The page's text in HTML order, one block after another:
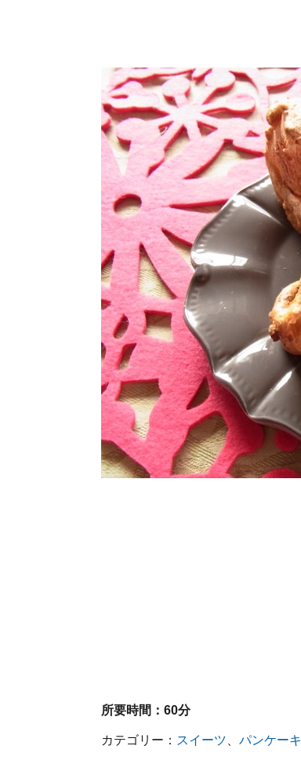
所要時間： 60分
カテゴリー： スイーツ パンケーキ